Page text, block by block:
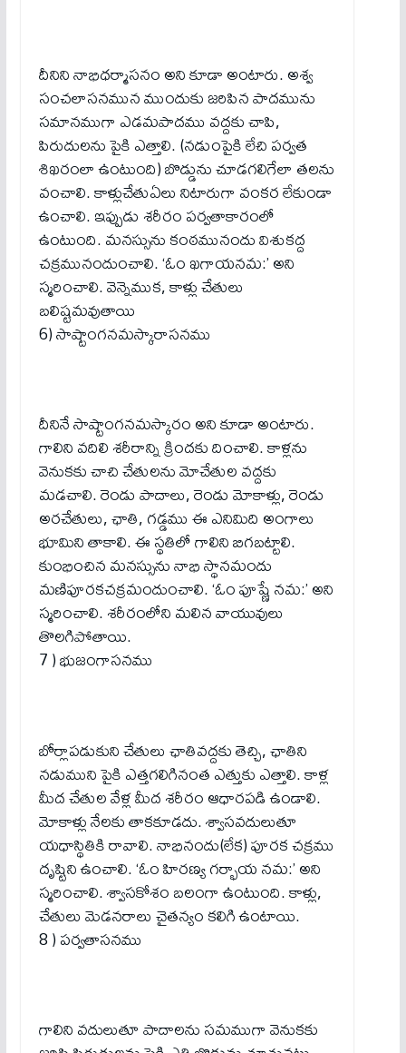
దీనిని నాభిధర్మాసనం అని కూడా అంటారు. అశ్వ
సంచలాసనమున ముందుకు జరిపిన పాదమును
సమానముగా ఎడమపాదము వద్దకు చాపి,
పిరుదులను పైకి ఎత్తాలి. (నడుంపైకి లేచి పర్వత
శిఖరంలా ఉంటుంది) బొడ్డును చూడగలిగేలా తలను
వంచాలి. కాళ్లుచేతుఏలు నిటారుగా వంకర లేకుండా
ఉంచాలి. ఇప్పుడు శరీరం పర్వతాకారంలో
ఉంటుంది. మనస్సును కంఠమునందు విశుకద్ద
చక్రమునందుంచాలి. ‘ఓం ఖగాయనమ:’ అని
స్మరించాలి. వెన్నెముక, కాళ్లు చేతులు
బలిష్టమవుతాయి
6) సాష్టాంగనమస్కారాసనము
దీనినే సాష్టాంగనమస్కారం అని కూడా అంటారు.
గాలిని వదిలి శరీరాన్ని క్రిందకు దించాలి. కాళ్లను
వెనుకకు చాచి చేతులను మోచేతుల వద్దకు
మడచాలి. రెండు పాదాలు, రెండు మోకాళ్లు, రెండు
అరచేతులు, ఛాతి, గడ్డము ఈ ఎనిమిది అంగాలు
భూమిని తాకాలి. ఈ స్థతిలో గాలిని బిగబట్టాలి.
కుంభించిన మనస్సును నాభి స్థానమందు
మణిపూరకచక్రమందుంచాలి. ‘ఓం పూష్ణే నమ:’ అని
స్మరించాలి. శరీరంలోని మలిన వాయువులు
తొలగిపోతాయి.
7 ) భుజంగాసనము
బోర్లాపడుకుని చేతులు ఛాతివద్దకు తెచ్చి, ఛాతిని
నడుముని పైకి ఎత్తగలిగినంత ఎత్తుకు ఎత్తాలి. కాళ్ల
మీద చేతుల వేళ్ల మీద శరీరం ఆధారపడి ఉండాలి.
మోకాళ్లు నేలకు తాకకూడదు. శ్వాసవదులుతూ
యధాస్థితికి రావాలి. నాభినందు(లేక) పూరక చక్రము
దృష్టిని ఉంచాలి. ‘ఓం హిరణ్య గర్భాయ నమ:’ అని
స్మరించాలి. శ్వాసకోశం బలంగా ఉంటుంది. కాళ్లు,
చేతులు మెడనరాలు చైతన్యం కలిగి ఉంటాయి.
8 ) పర్వతాసనము
గాలిని వదులుతూ పాదాలను సమముగా వెనుకకు